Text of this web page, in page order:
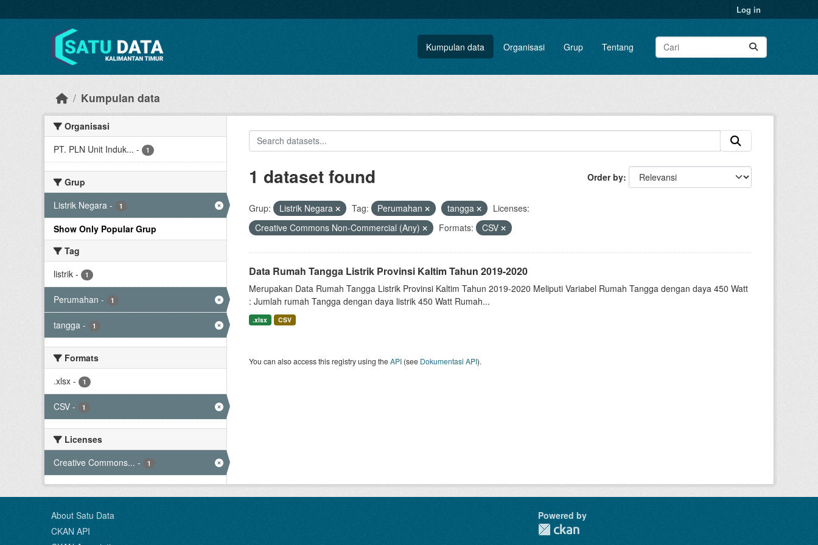
Log in
Kumpulan data Organisasi Grup Tentang
Kumpulan data
Organisasi
PT. PLN Unit Induk... - 1
Grup
Listrik Negara - 1
Show Only Popular Grup
Tag
listrik - 1
Perumahan - 1
tangga - 1
Formats
.xlsx - 1
CSV - 1
Licenses
Creative Commons... - 1
Order by
1 dataset found
Grup: Listrik Negara Tag: Perumahan tangga
Licenses:
Creative Commons Non-Commercial (Any)
Formats: CSV
Data Rumah Tangga Listrik Provinsi Kaltim Tahun 2019-2020
Merupakan Data Rumah Tangga Listrik Provinsi Kaltim Tahun 2019-2020 Meliputi Variabel Rumah Tangga dengan daya 450 Watt
: Jumlah rumah Tangga dengan daya listrik 450 Watt Rumah...
.xlsx CSV
You can also access this registry using theAPI(see Dokumentasi API).
About Satu Data
CKAN API
Powered by